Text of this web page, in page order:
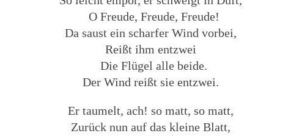
O Freude, Freude, Freude!
Da saust ein scharfer Wind vorbei,
Reißt ihm entzwei
Die Flügel alle beide.
Der Wind reißt sie entzwei.
Er taumelt, ach! so matt, so matt,
Zurück nun auf das kleine Blatt,